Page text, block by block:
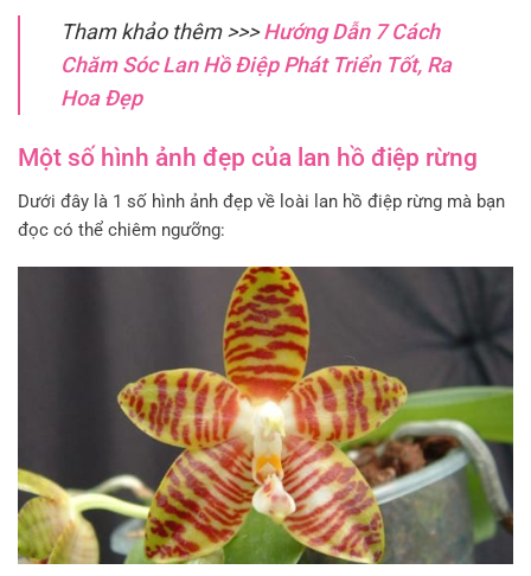
Tham khảo thêm >>>Hướng Dẫn 7 Cách
Chăm Sóc Lan Hồ Điệp Phát Triển Tốt, Ra
Hoa Đẹp
Một số hình ảnh đẹp của lan hồ điệp rừng
Dưới đây là 1 số hình ảnh đẹp về loài lan hồ điệp rừng mà bạn
đọc có thể chiêm ngưỡng: